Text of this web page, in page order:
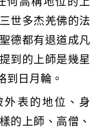
世多杰羌佛的法
德都有退道成凡
到的上師是幾星
到日月輪。
表的地位、身
的上師、高僧、